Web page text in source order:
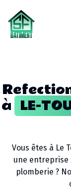
à LE-
Vous êtes à Le
une entreprise
plomberie ?